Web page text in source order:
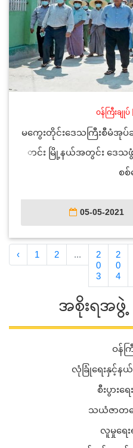
ဝန်ကြီးချုပ်
မကွေးတိုင်းဒေသကြီးစီမံအုပ်ခ
ာင်း မြို့နယ်အတွင်း ဒေသဖွံ့ဖ
စစ်
05-05-2021
‹ 1 2 ...
2
0
3
2
0
4
အစိုးရအဖွဲ့
ဝန်က
လုံခြုံရေးနှင့်နယ်
စီးပွားရ
သယံဇာတရ
လူမှုရေး